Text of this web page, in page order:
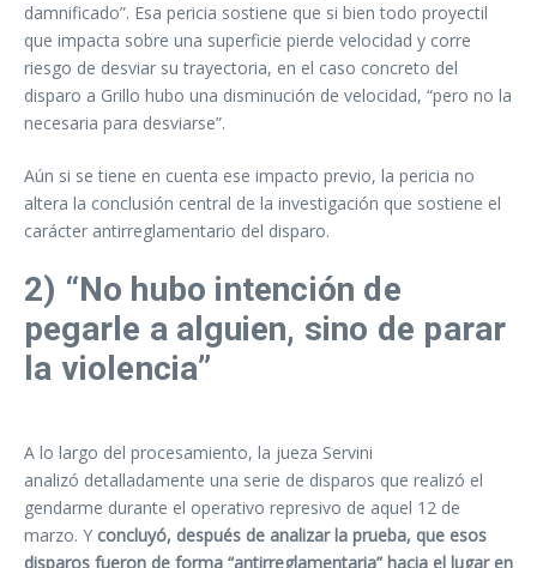
damnificado”. Esa pericia sostiene que si bien todo proyectil
que impacta sobre una superficie pierde velocidad y corre
riesgo de desviar su trayectoria, en el caso concreto del
disparo a Grillo hubo una disminución de velocidad, “pero no la
necesaria para desviarse”.
Aún si se tiene en cuenta ese impacto previo, la pericia no
altera la conclusión central de la investigación que sostiene el
carácter antirreglamentario del disparo.
2) “No hubo intención de
pegarle a alguien, sino de parar
la violencia”
A lo largo del procesamiento, la jueza Servini
analizó detalladamente una serie de disparos que realizó el
gendarme durante el operativo represivo de aquel 12 de
marzo. Y concluyó, después de analizar la prueba, que esos
disparos fueron de forma “antirreglamentaria” hacia el lugar en